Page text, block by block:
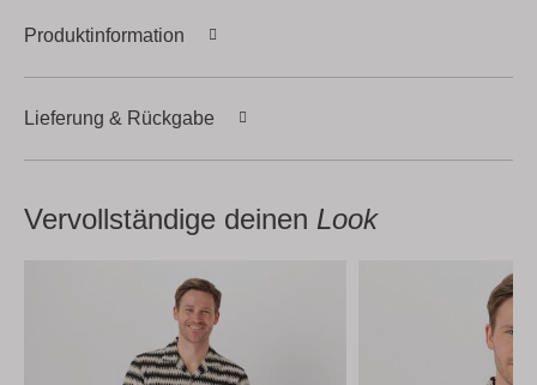
Produktinformation
Lieferung & Rückgabe
Vervollständige deinen Look